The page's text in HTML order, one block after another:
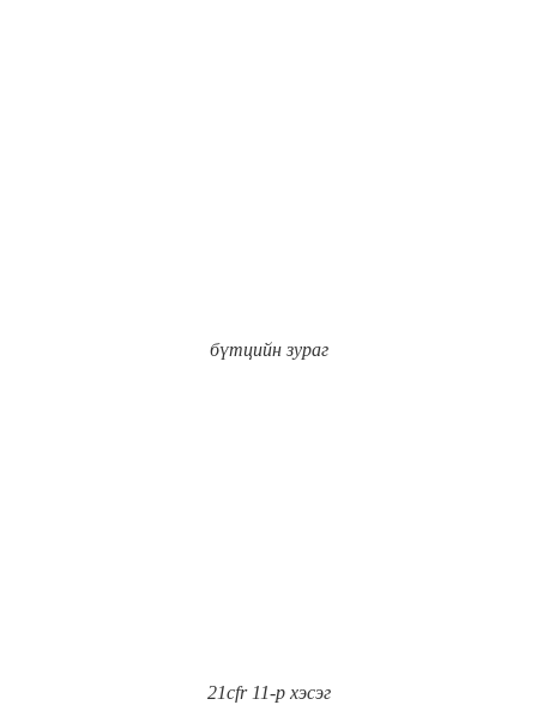
бүтцийн зураг
21cfr 11-р хэсэг